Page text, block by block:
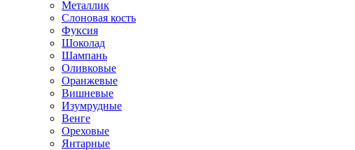
Металлик
Слоновая кость
Фуксия
Шоколад
Шампань
Оливковые
Оранжевые
Вишневые
Изумрудные
Венге
Ореховые
Янтарные